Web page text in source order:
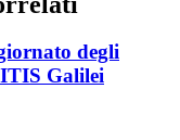
degli
Galilei